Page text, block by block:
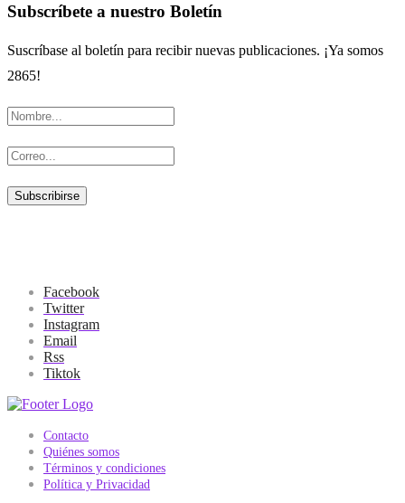
Subscríbete a nuestro Boletín
Suscríbase al boletín para recibir nuevas publicaciones. ¡Ya somos
2865!
Facebook
Twitter
Instagram
Email
Rss
Tiktok
Contacto
Quiénes somos
Términos y condiciones
Política y Privacidad